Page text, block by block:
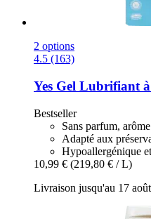
2 options
4.5 (163)
Yes Gel Lubrifiant
Bestseller
Sans parfum,
Adapté aux
Hypoallergénique
10,99 € (219,80 € / L)
Livraison jusqu'au 17 août